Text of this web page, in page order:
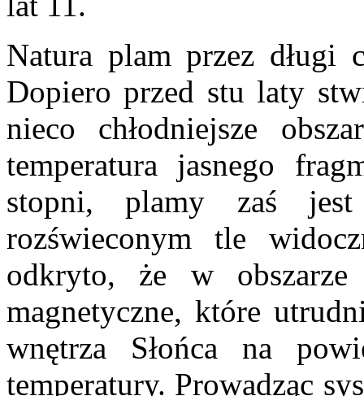
Natura plam przez długi
Dopiero przed stu laty
nieco chłodniejsze
temperatura jasnego
stopni, plamy zaś
rozświeconym tle
odkryto, że w obszarze
magnetyczne, które
wnętrza Słońca na
temperatury. Prowadząc